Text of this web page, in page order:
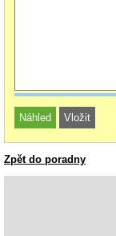
Zpět do poradny